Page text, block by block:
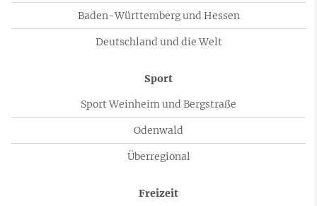
Baden-Württemberg und Hessen
Deutschland und die Welt
Sport
Sport Weinheim und Bergstraße
Odenwald
Überregional
Freizeit